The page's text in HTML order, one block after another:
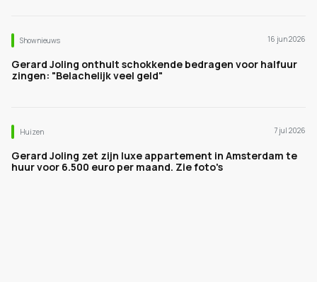
Shownieuws 16 jun 2026
Gerard Joling onthult schokkende bedragen voor halfuur
zingen: "Belachelijk veel geld"
Huizen 7 jul 2026
Gerard Joling zet zijn luxe appartement in Amsterdam te
huur voor 6.500 euro per maand. Zie foto's